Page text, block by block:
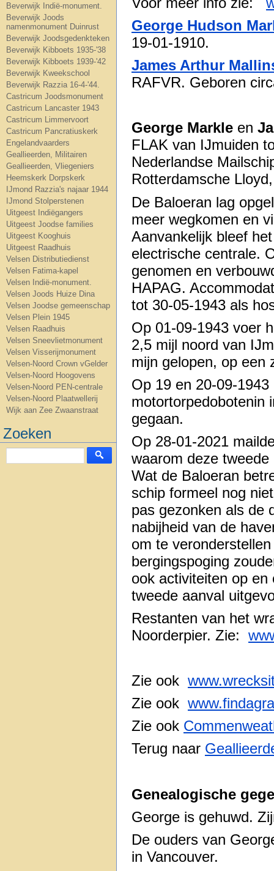
Beverwijk Indië-monument.
Beverwijk Joods
namenmonument Duinrust
Beverwijk Joodsgedenkteken
Beverwijk Kibboets 1935-'38
Beverwijk Kibboets 1939-'42
Beverwijk Kweekschool
Beverwijk Razzia 16-4-'44.
Castricum Joodsmonument
Castricum Lancaster 1943
Castricum Limmervoort
Castricum Pancratiuskerk
Engelandvaarders
Geallieerden, Militairen
Geallieerden, Vliegeniers
Heemskerk Dorpskerk
IJmond Razzia's najaar 1944
IJmond Stolperstenen
Uitgeest Indiëgangers
Uitgeest Joodse families
Uitgeest Kooghuis
Uitgeest Raadhuis
Velsen Distributiedienst
Velsen Fatima-kapel
Velsen Indië-monument.
Velsen Joods Huize Dina
Velsen Joodse gemeenschap
Velsen Plein 1945
Velsen Raadhuis
Velsen Sneevlietmonument
Velsen Visserijmonument
Velsen-Noord Crown vGelder
Velsen-Noord Hoogovens
Velsen-Noord PEN-centrale
Velsen-Noord Plaatwellerij
Wijk aan Zee Zwaanstraat
Zoeken
George Hudson
19-01-1910.
James Arthur
RAFVR. Geboren
George Markle en
FLAK van IJmuiden
Nederlandse
Rotterdamsche
De Baloeran lag
meer wegkomen en
Aanvankelijk bleef
electrische centrale.
genomen en
HAPAG.
tot 30-05-1943 als
Op 01-09-1943 voer
2,5 mijl noord van
mijn gelopen, op een
Op 19 en 20-09-
motortorpedobotenin
gegaan.
Op 28-01-2021
waarom deze
Wat de Baloeran
schip formeel nog
pas gezonken als de
nabijheid van de
om te
bergingspoging
ook activiteiten op
tweede aanval
Restanten van het
Noorderpier. Zie:
Zie ook
Zie ook
Zie ook
Terug naar
Genealogische
George is gehuwd.
De ouders van
in Vancouver.